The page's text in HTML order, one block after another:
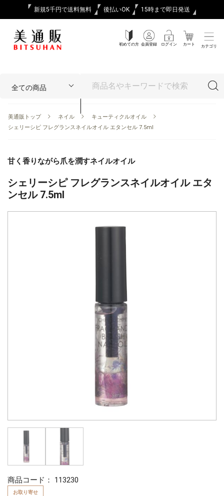
新規5千円で送料無料 後払いOK 15時まで即日発送
初めての方 会員登録 ログイン カート カテゴリ
美通販トップ ネイル
キューティクルオイル
シェリーシピ フレグランスネイルオイル エタンセル 7.5ml
甘く香りながら爪を潤すネイルオイル
シェリーシピ フレグランスネイルオイル エタ
ンセル 7.5ml
商品コード： 113230
お取り寄せ